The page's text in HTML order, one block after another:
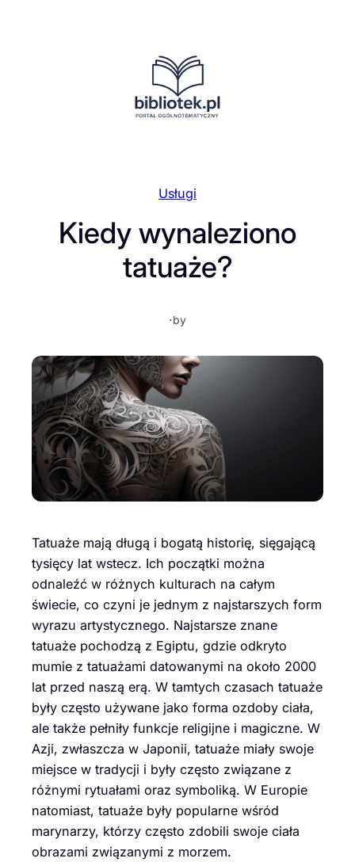
Usługi
Kiedy wynaleziono
tatuaże?
·by
Tatuaże mają długą i bogatą historię, sięgającą
tysięcy lat wstecz. Ich początki można
odnaleźć w różnych kulturach na całym
świecie, co czyni je jednym z najstarszych form
wyrazu artystycznego. Najstarsze znane
tatuaże pochodzą z Egiptu, gdzie odkryto
mumie z tatuażami datowanymi na około 2000
lat przed naszą erą. W tamtych czasach tatuaże
były często używane jako forma ozdoby ciała,
ale także pełniły funkcje religijne i magiczne. W
Azji, zwłaszcza w Japonii, tatuaże miały swoje
miejsce w tradycji i były często związane z
różnymi rytuałami oraz symboliką. W Europie
natomiast, tatuaże były popularne wśród
marynarzy, którzy często zdobili swoje ciała
obrazami związanymi z morzem.